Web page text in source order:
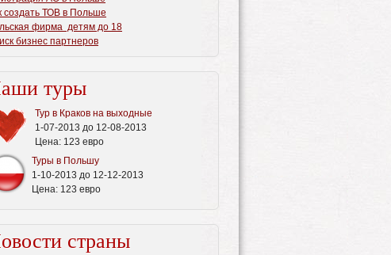
создать ТОВ в Польше
фирма детям до 18
бизнес партнеров
туры
Тур в Краков на выходные
1-07-2013 до 12-08-2013
Цена: 123 евро
Туры в Польшу
1-10-2013 до 12-12-2013
Цена: 123 евро
страны